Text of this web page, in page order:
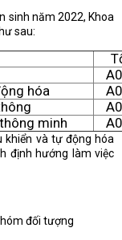
sinh năm 2022, Khoa
sau:
hóa
minh
khiển và tự động hóa
định hướng làm việc
đối tượng